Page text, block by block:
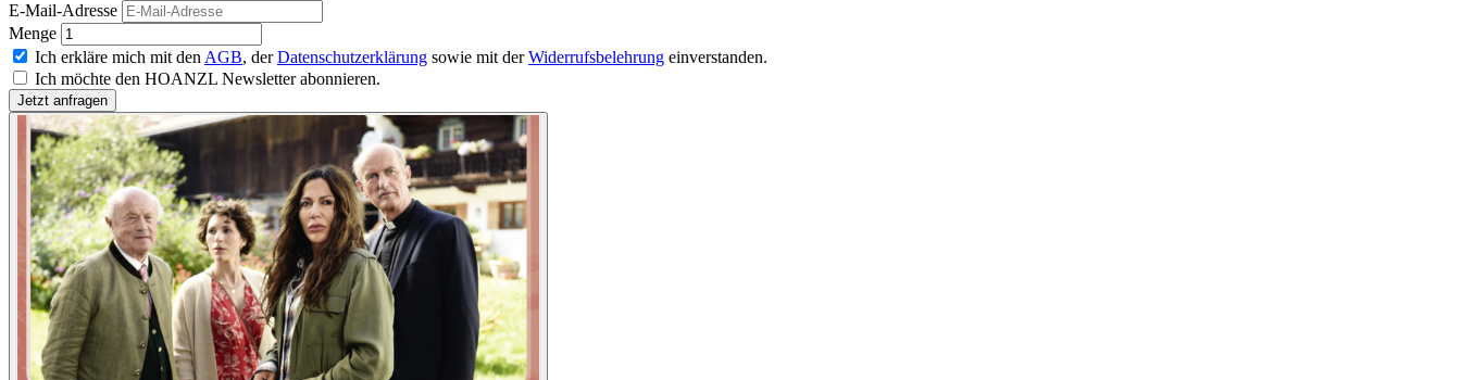
E-Mail-Adresse
Menge
Ich erkläre mich mit den AGB, derDatenschutzerklärung sowie mit derWiderrufsbelehrung einverstanden.
Ich möchte den HOANZL Newsletter abonnieren.